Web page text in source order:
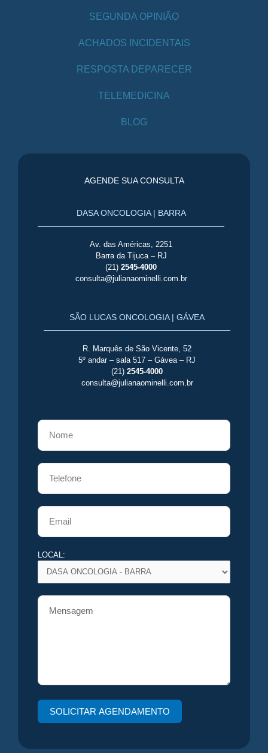
SEGUNDA OPINIÃO
ACHADOS INCIDENTAIS
RESPOSTA DEPARECER
TELEMEDICINA
BLOG
AGENDE SUA CONSULTA
DASA ONCOLOGIA | BARRA
Av. das Américas, 2251
Barra da Tijuca – RJ
(21) 2545-4000
consulta@julianaominelli.com.br
SÃO LUCAS ONCOLOGIA | GÁVEA
R. Marquês de São Vicente, 52
5º andar – sala 517 – Gávea – RJ
(21) 2545-4000
consulta@julianaominelli.com.br
LOCAL: